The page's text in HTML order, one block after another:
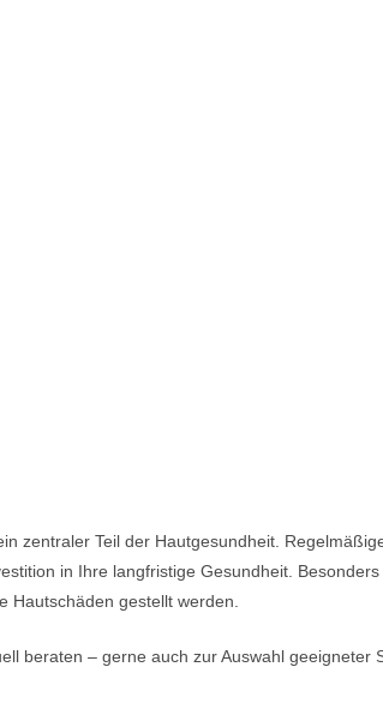
zentraler Teil der Hautgesundheit.
in Ihre langfristige Gesundheit.
Hautschäden gestellt werden.
beraten – gerne auch zur Auswahl geeigneter